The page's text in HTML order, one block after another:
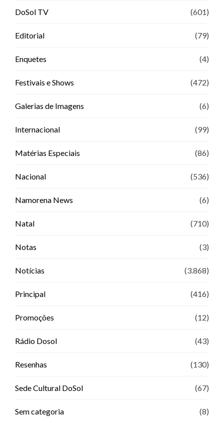
DoSol TV (601)
Editorial (79)
Enquetes (4)
Festivais e Shows (472)
Galerias de Imagens (6)
Internacional (99)
Matérias Especiais (86)
Nacional (536)
Namorena News (6)
Natal (710)
Notas (3)
Notícias (3.868)
Principal (416)
Promoções (12)
Rádio Dosol (43)
Resenhas (130)
Sede Cultural DoSol (67)
Sem categoria (8)